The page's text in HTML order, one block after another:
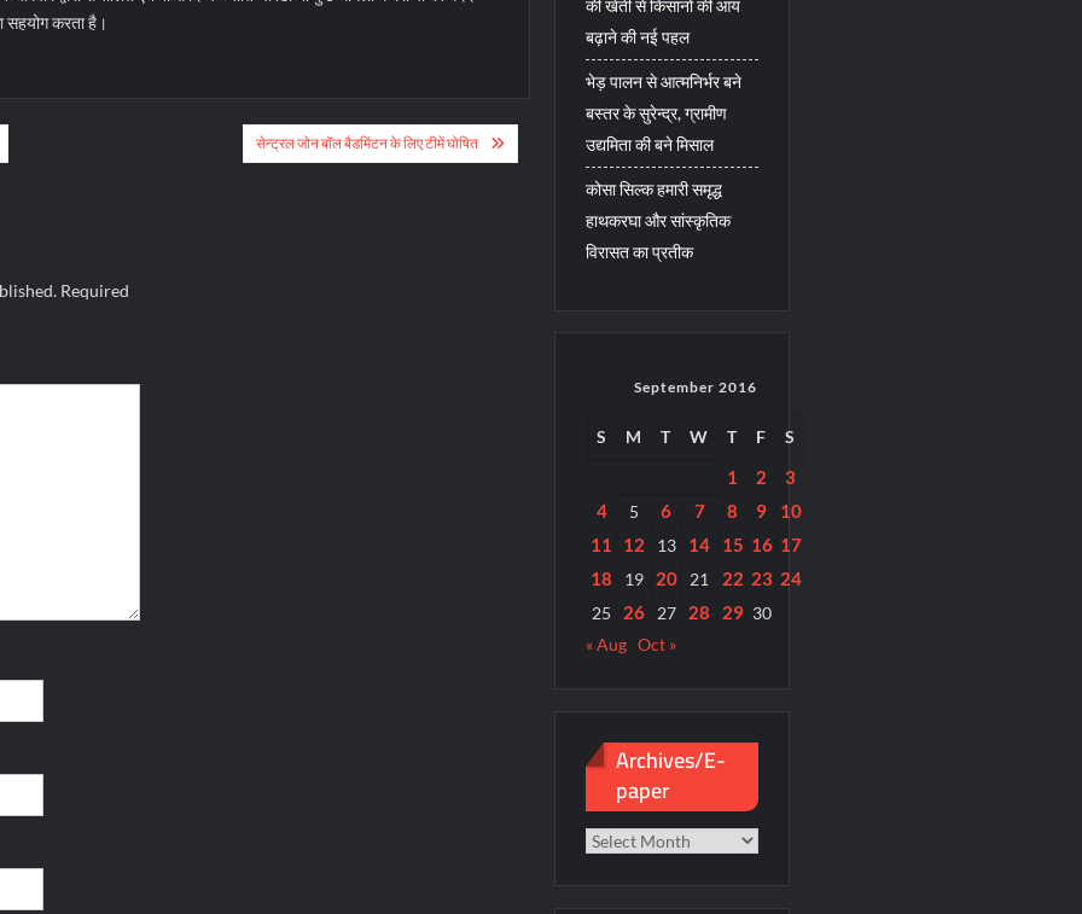
करता है।
सेन्ट्रल जोन बॉल बैडमिंटन के लिए टीमें घोषित
Required
की खेती से किसानों की आय
बढ़ाने की नई पहल
भेड़ पालन से आत्मनिर्भर बने
बस्तर के सुरेन्द्र, ग्रामीण
उद्यमिता की बने मिसाल
कोसा सिल्क हमारी समृद्ध
हाथकरघा और सांस्कृतिक
विरासत का प्रतीक
September 2016
S M T W T F S
1 2
3
4
5 6 7 8 9
10
11
12 13 14 15 16 17
18
19 20 21 22 23 24
25 26 27 28 29 30
« Aug Oct »
Archives/E-
paper
Archives/E-